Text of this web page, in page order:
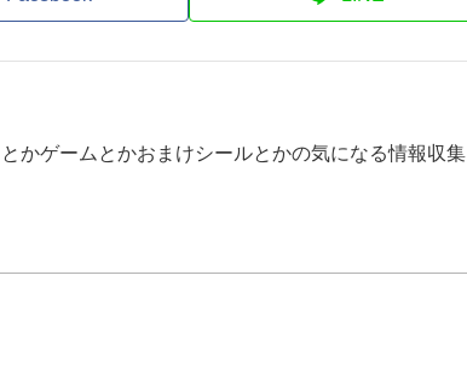
かゲームとかおまけシールとかの気になる情報収集